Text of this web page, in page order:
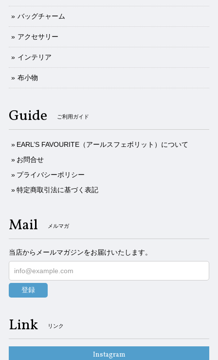
バッグチャーム
アクセサリー
インテリア
布小物
Guide ご利用ガイド
EARL’S FAVOURITE（アールスフェボリット）について
お問合せ
プライバシーポリシー
特定商取引法に基づく表記
Mail メルマガ
当店からメールマガジンをお届けいたします。
登録
Link リンク
Instagram